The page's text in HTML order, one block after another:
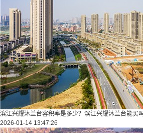
滨江兴耀沐兰台容积率是多少？滨江兴耀沐兰台能买吗
2026-01-14 13:47:26